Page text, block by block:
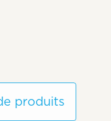
produits